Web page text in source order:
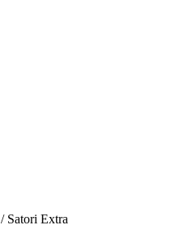
/ Satori Extra